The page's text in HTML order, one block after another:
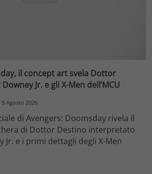
il concept art svela Dottor
Jr. e gli X-Men dell’MCU
5 Agosto 2026
di Avengers: Doomsday rivela il
di Dottor Destino interpretato
Jr. e i primi dettagli degli X-Men